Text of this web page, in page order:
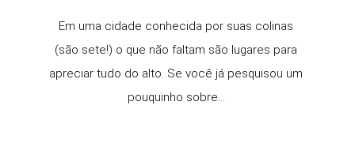
Em uma cidade conhecida por suas colinas
(são sete!) o que não faltam são lugares para
apreciar tudo do alto. Se você já pesquisou um
pouquinho sobre...